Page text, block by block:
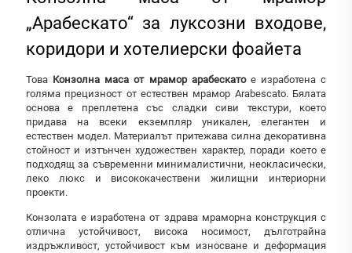
„Арабескато“ за луксозни входове,
коридори и хотелиерски фоайета
Това Конзолна маса от мрамор арабескато е изработена с
голяма прецизност от естествен мрамор Arabescato. Бялата
основа е преплетена със сладки сиви текстури, което
придава на всеки екземпляр уникален, елегантен и
естествен модел. Материалът притежава силна декоративна
стойност и изтънчен художествен характер, поради което е
подходящ за съвременни минималистични, неокласически,
леко люкс и висококачествени жилищни интериорни
проекти.
Конзолата е изработена от здрава мраморна конструкция с
отлична устойчивост, висока носимост, дълготрайна
издръжливост, устойчивост към износване и деформация